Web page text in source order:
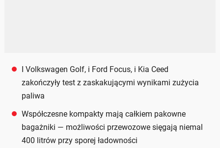
I Volkswagen Golf, i Ford Focus, i Kia Ceed
zakończyły test z zaskakującymi wynikami zużycia
paliwa
Współczesne kompakty mają całkiem pakowne
bagażniki — możliwości przewozowe sięgają niemal
400 litrów przy sporej ładowności